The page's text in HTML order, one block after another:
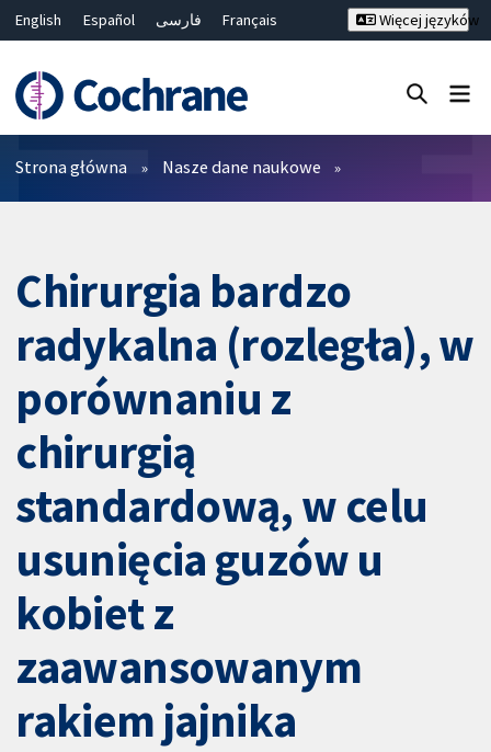
English Español فارسی
Français
Bahasa Malaysia
ไทย
繁體中文
简体中文
Więcej języków
Filtry
Strona główna Nasze dane naukowe
Chirurgia bardzo
radykalna (rozległa), w
porównaniu z
chirurgią
standardową, w celu
usunięcia guzów u
kobiet z
zaawansowanym
rakiem jajnika